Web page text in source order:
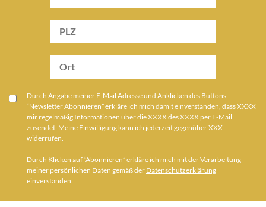
Durch Angabe meiner E-Mail Adresse und Anklicken des Buttons
“Newsletter Abonnieren” erkläre ich mich damit einverstanden, dass XXXX
mir regelmäßig Informationen über die XXXX des XXXX per E-Mail
zusendet. Meine Einwilligung kann ich jederzeit gegenüber XXX
widerrufen.
Durch Klicken auf “Abonnieren” erkläre ich mich mit der Verarbeitung
meiner persönlichen Daten gemäß der Datenschutzerklärung
einverstanden